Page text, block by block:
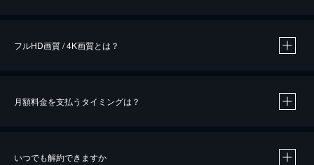
※40％ポイント還元の対象は、クレジットカード決済による作品の購入 / レンタルです。
iOSアプリのUコイン決済による作品の購入 / レンタルは、20％のポイント還元です。
フルHD画質 / 4K画質とは？
月額料金を支払うタイミングは？
いつでも解約できますか